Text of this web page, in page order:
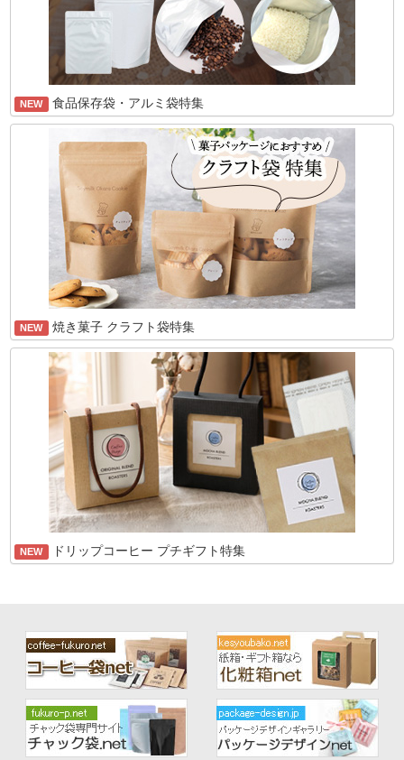
NEW 食品保存袋・アルミ袋特集
NEW 焼き菓子 クラフト袋特集
NEW ドリップコーヒー プチギフト特集